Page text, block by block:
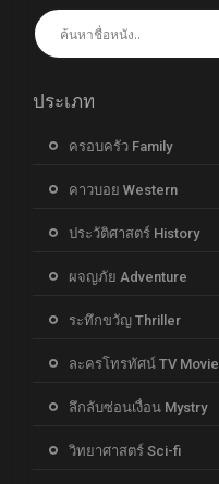
ประเภท
ครอบครัว Family
คาวบอย Western
ประวัติศาสตร์ History
ผจญภัย Adventure
ระทึกขวัญ Thriller
ละครโทรทัศน์ TV Movie
ลึกลับซ่อนเงื่อน Mystry
วิทยาศาสตร์ Sci-fi